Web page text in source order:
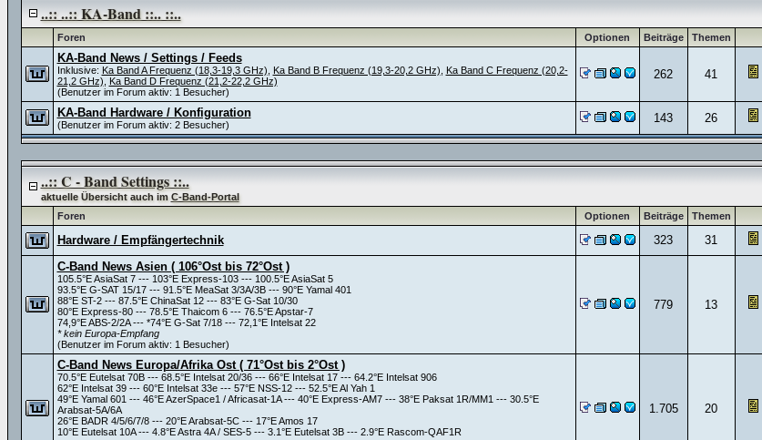
..:: ..:: KA-Band ::.. ::..
Foren Optionen Beiträge Themen
KA-Band News / Settings / Feeds
Inklusive: Ka Band A Frequenz (18,3-19,3 GHz) Ka Band B Frequenz (19,3-20,2 GHz)
Ka Band C Frequenz (20,2-
21,2 GHz)
Ka Band D Frequenz (21,2-22,2 GHz)
(Benutzer im Forum aktiv: 1 Besucher)
262 41
KA-Band Hardware / Konfiguration
(Benutzer im Forum aktiv: 2 Besucher) 143 26
..:: C - Band Settings ::..
aktuelle Übersicht auch im C-Band-Portal
Foren
Optionen Beiträge Themen
Hardware / Empfängertechnik 323 31
C-Band News Asien ( 106°Ost bis 72°Ost )
105.5°E AsiaSat 7 --- 103°E Express-103 --- 100.5°E AsiaSat 5
93.5°E G-SAT 15/17 --- 91.5°E MeaSat 3/3A/3B --- 90°E Yamal 401
88°E ST-2 --- 87.5°E ChinaSat 12 --- 83°E G-Sat 10/30
80°E Express-80 --- 78.5°E Thaicom 6 --- 76.5°E Apstar-7
74,9°E ABS-2/2A --- *74°E G-Sat 7/18 --- 72,1°E Intelsat 22
* kein Europa-Empfang
(Benutzer im Forum aktiv: 1 Besucher)
779 13
C-Band News Europa/Afrika Ost ( 71°Ost bis 2°Ost )
70.5°E Eutelsat 70B --- 68.5°E Intelsat 20/36 --- 66°E Intelsat 17 --- 64.2°E Intelsat 906
62°E Intelsat 39 --- 60°E Intelsat 33e --- 57°E NSS-12 --- 52.5°E Al Yah 1
49°E Yamal 601 --- 46°E AzerSpace1 / Africasat-1A --- 40°E Express-AM7 --- 38°E Paksat 1R/MM1 --- 30.5°E
Arabsat-5A/6A
26°E BADR 4/5/6/7/8 --- 20°E Arabsat-5C --- 17°E Amos 17
10°E Eutelsat 10A --- 4.8°E Astra 4A / SES-5 --- 3.1°E Eutelsat 3B --- 2.9°E Rascom-QAF1R
1.705 20